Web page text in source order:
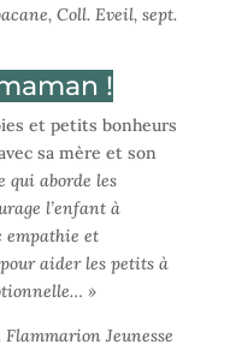
Coll. Eveil, sept.
!
et petits bonheurs
sa mère et son
qui aborde les
l’enfant à
empathie et
aider les petits à
»
Jeunesse